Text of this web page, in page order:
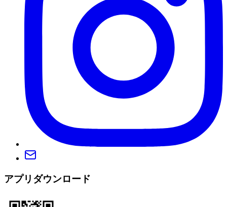
アプリダウンロード